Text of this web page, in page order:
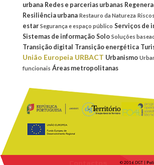
urbana Redes e parcerias urbanas
Resiliência urbana Restauro da Natureza Riscos
estar Segurança e espaço público Serviços de
Sistemas de informação Solo Soluções
Transição digital Transição energética
União Europeia URBACT Urbanismo
funcionais Áreas metropolitanas
© 2016 DGT |